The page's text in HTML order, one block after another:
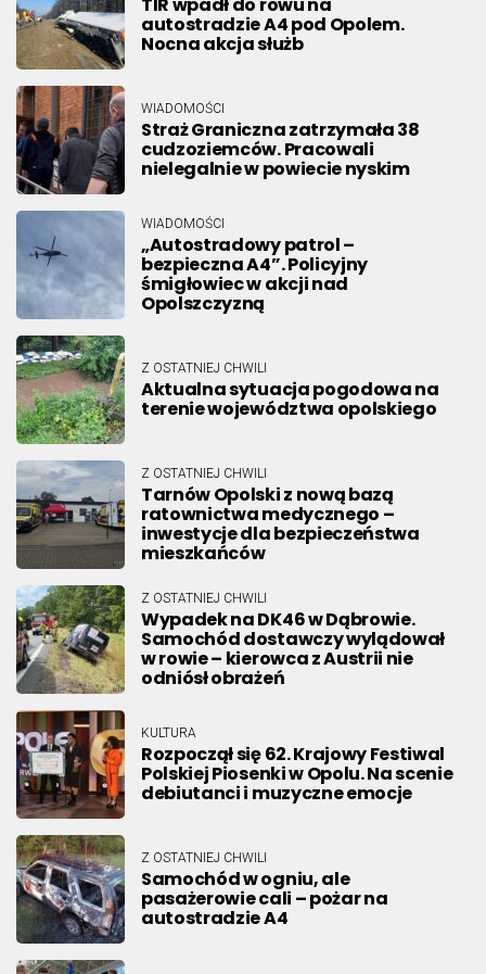
autostradzie A4 pod Opolem.
Nocna akcja służb
WIADOMOŚCI
Straż Graniczna zatrzymała 38
cudzoziemców. Pracowali
nielegalnie w powiecie nyskim
WIADOMOŚCI
„Autostradowy patrol –
bezpieczna A4”. Policyjny
śmigłowiec w akcji nad
Opolszczyzną
Z OSTATNIEJ CHWILI
Aktualna sytuacja pogodowa na
terenie województwa opolskiego
Z OSTATNIEJ CHWILI
Tarnów Opolski z nową bazą
ratownictwa medycznego –
inwestycje dla bezpieczeństwa
mieszkańców
Z OSTATNIEJ CHWILI
Wypadek na DK46 w Dąbrowie.
Samochód dostawczy wylądował
w rowie – kierowca z Austrii nie
odniósł obrażeń
KULTURA
Rozpoczął się 62. Krajowy Festiwal
Polskiej Piosenki w Opolu. Na scenie
debiutanci i muzyczne emocje
Z OSTATNIEJ CHWILI
Samochód w ogniu, ale
pasażerowie cali – pożar na
autostradzie A4